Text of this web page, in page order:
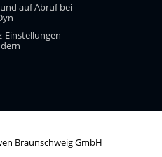
auf Abruf bei
Einstellungen
Braunschweig GmbH